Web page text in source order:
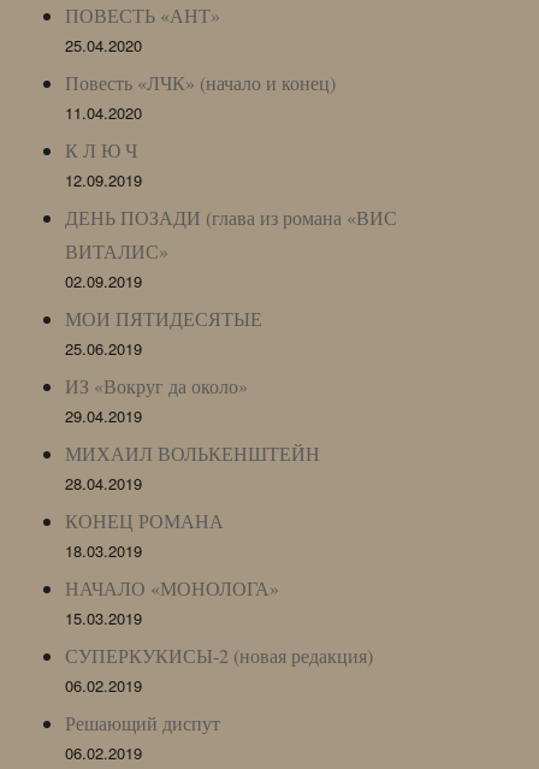
ПОВЕСТЬ «АНТ»
25.04.2020
Повесть «ЛЧК» (начало и конец)
11.04.2020
К Л Ю Ч
12.09.2019
ДЕНЬ ПОЗАДИ (глава из романа «ВИС
ВИТАЛИС»
02.09.2019
МОИ ПЯТИДЕСЯТЫЕ
25.06.2019
ИЗ «Вокруг да около»
29.04.2019
МИХАИЛ ВОЛЬКЕНШТЕЙН
28.04.2019
КОНЕЦ РОМАНА
18.03.2019
НАЧАЛО «МОНОЛОГА»
15.03.2019
СУПЕРКУКИСЫ-2 (новая редакция)
06.02.2019
Решающий диспут
06.02.2019